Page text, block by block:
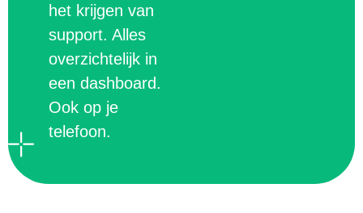
het krijgen van
support. Alles
overzichtelijk in
een dashboard.
Ook op je
telefoon.